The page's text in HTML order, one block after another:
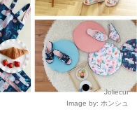
Joliecur
Image by: ホンシュ